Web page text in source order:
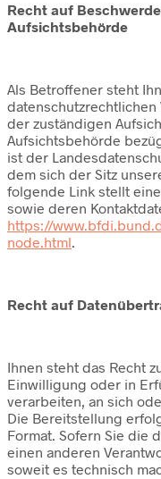
Recht auf
Aufsichtsbehörde
Als Betroffener steht
der zuständigen
Aufsichtsbehörde
ist der
dem sich der Sitz
folgende Link stellt
sowie deren
https://
node.html.
Recht auf
Ihnen steht das Recht
Einwilligung oder in
verarbeiten, an sich
Die Bereitstellung
Format. Sofern Sie die
einen anderen
soweit es technisch